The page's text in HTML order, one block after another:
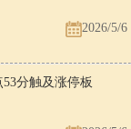
2026/5/6
53分触及涨停板